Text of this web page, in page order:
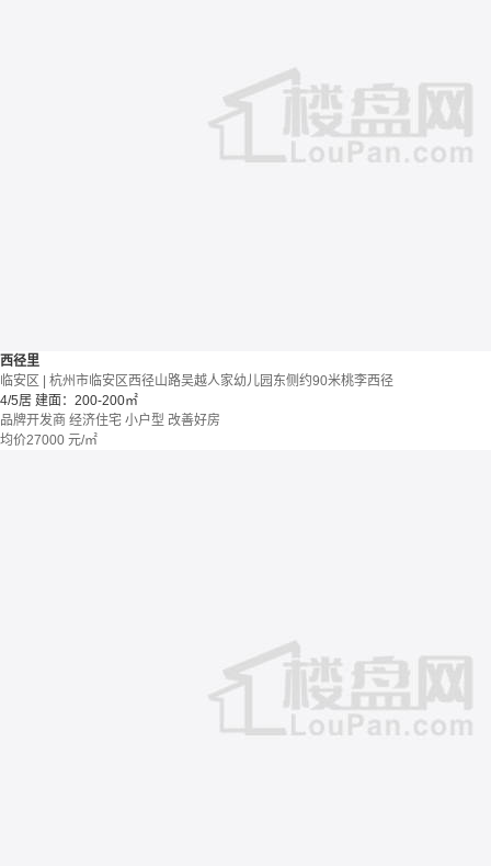
西径里
临安区 | 杭州市临安区西径山路吴越人家幼儿园东侧约90米桃李西径
4/5居 建面：200-200㎡
品牌开发商 经济住宅 小户型 改善好房
均价27000 元/㎡